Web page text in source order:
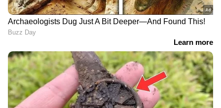
'ഇത്തരം
അന്ധവിശ്വാസങ്ങളിൽ
മലയിടംതുരുത്ത്
കുടിയൊഴിപ്പിക്കൽ;